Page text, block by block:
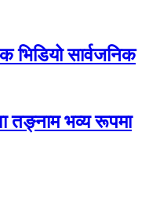
भिडियो सार्वजनिक
तङ्नाम भव्य रूपमा